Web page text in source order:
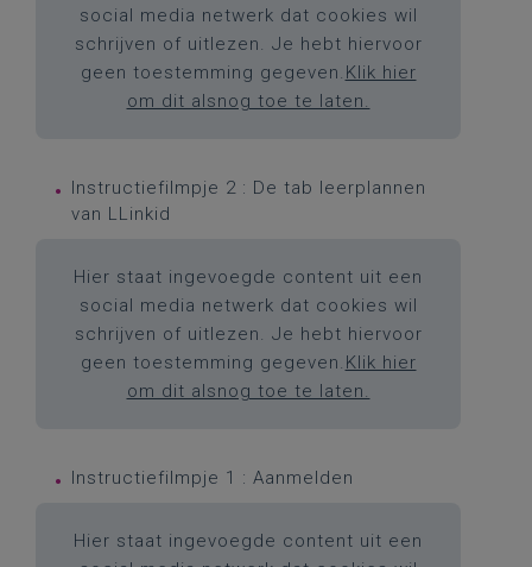
social media netwerk dat cookies wil
schrijven of uitlezen. Je hebt hiervoor
geen toestemming gegeven. Klik hier
om dit alsnog toe te laten.
Instructiefilmpje 2 : De tab leerplannen
van LLinkid
Hier staat ingevoegde content uit een
social media netwerk dat cookies wil
schrijven of uitlezen. Je hebt hiervoor
geen toestemming gegeven. Klik hier
om dit alsnog toe te laten.
Instructiefilmpje 1 : Aanmelden
Hier staat ingevoegde content uit een